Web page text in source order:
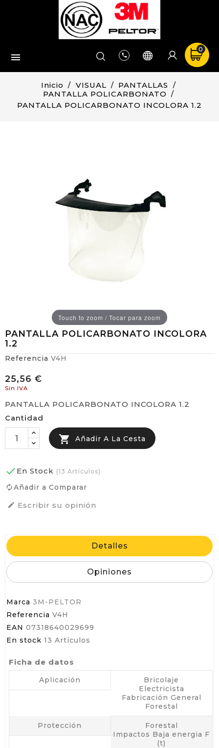

0

Inicio VISUAL
PANTALLAS
PANTALLA POLICARBONATO
PANTALLA POLICARBONATO INCOLORA 1.2
Touch to zoom / Tocar para zoom
PANTALLA POLICARBONATO INCOLORA
1.2
Referencia V4H
25,56 €
Sin IVA
PANTALLA POLICARBONATO INCOLORA 1.2
Cantidad
 Añadir A La Cesta
 En Stock (13 Artículos)
Añadir a Comparar
 Escribir su opinión
Detalles
Opiniones
Marca 3M-PELTOR
Referencia V4H
EAN 07318640029699
En stock 13 Artículos
Ficha de datos
Aplicación
Bricolaje
Electricista
Fabricación General
Forestal
Protección
Forestal
Impactos Baja energia F
(t)